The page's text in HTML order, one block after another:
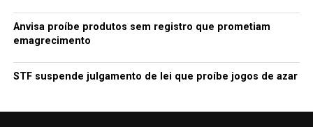
Anvisa proíbe produtos sem registro que prometiam
emagrecimento
STF suspende julgamento de lei que proíbe jogos de azar